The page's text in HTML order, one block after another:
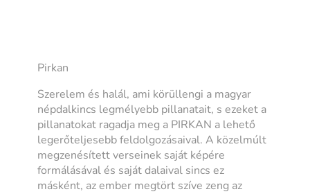
Pirkan
Szerelem és halál, ami körüllengi a magyar
népdalkincs legmélyebb pillanatait, s ezeket a
pillanatokat ragadja meg a PIRKAN a lehető
legerőteljesebb feldolgozásaival. A közelmúlt
megzenésített verseinek saját képére
formálásával és saját dalaival sincs ez
másként, az ember megtört szíve zeng az